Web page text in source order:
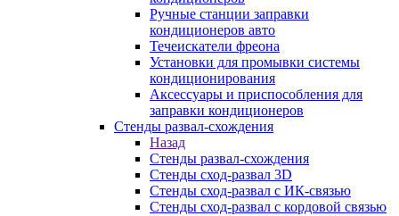
Ручные станции заправки
кондиционеров авто
Течеискатели фреона
Установки для промывки системы
кондиционирования
Аксессуары и приспособления для
заправки кондиционеров
Стенды развал-схождения
Назад
Стенды развал-схождения
Стенды сход-развал 3D
Стенды сход-развал с ИК-связью
Стенды сход-развал с кордовой связью